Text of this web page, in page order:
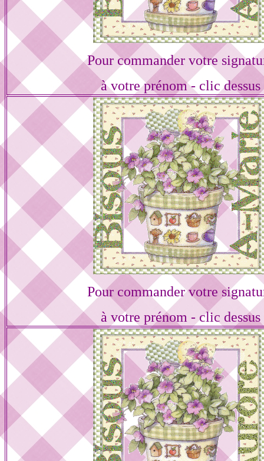
Pour commander votre
à votre prénom - clic dessus
Pour commander votre
à votre prénom - clic dessus